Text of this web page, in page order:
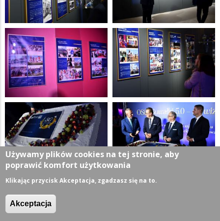
Używamy plików cookies na tej stronie, aby
poprawić komfort użytkowania
Klikając przycisk Akceptacja, zgadzasz się na to.
Akceptacja